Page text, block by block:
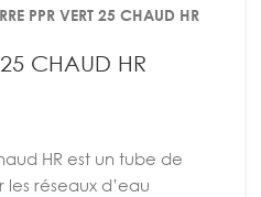
PPR VERT 25 CHAUD HR
25 CHAUD HR
HR est un tube de
réseaux d’eau